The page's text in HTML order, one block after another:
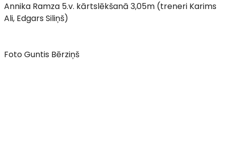
Annika Ramza 5.v. kārtslēkšanā 3,05m (treneri Karims
Ali, Edgars Siliņš)
Foto Guntis Bērziņš